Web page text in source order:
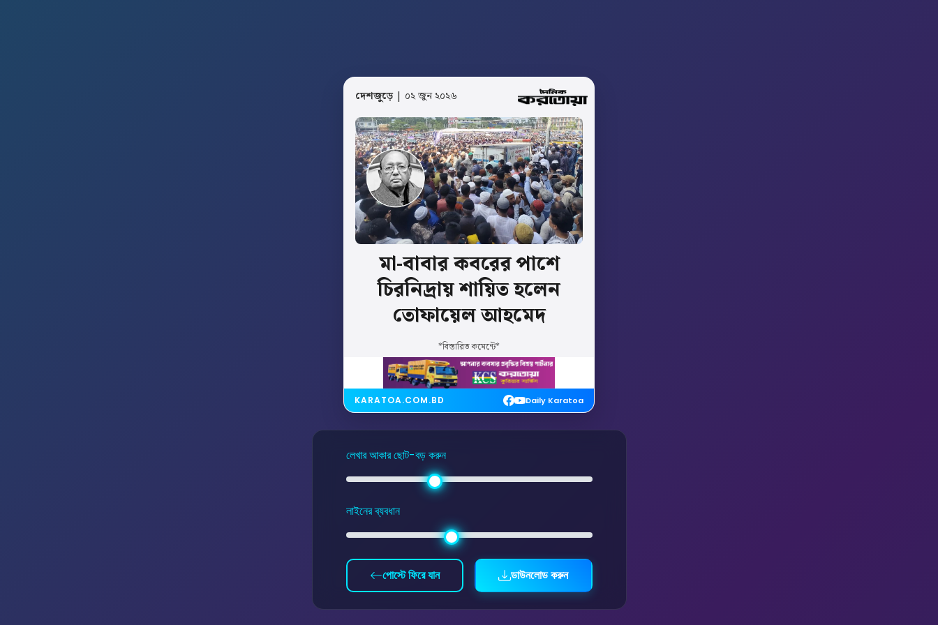
দেশজুড়ে| ০২ জুন ২০২৬
মা-বাবারকবরেরপাশে
চিরনিদ্রায়শায়িতহলেন
তোফায়েলআহমেদ
*বিস্তারিত কমেন্টে*
KARATOA.COM.BD Daily Karatoa
লেখার আকার ছোট-বড় করুন
লাইনের ব্যবধান
পোস্টে ফিরে যান ডাউনলোড করুন